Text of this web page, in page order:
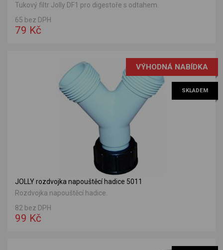
Tukový filtr Jolly DF1 pro digestoře s odtahem.
65 bez DPH
79 Kč
VÝHODNÁ NABÍDKA
SKLADEM
JOLLY rozdvojka napouštěcí hadice 5011
Rozdvojka napouštěcí hadice.
82 bez DPH
99 Kč